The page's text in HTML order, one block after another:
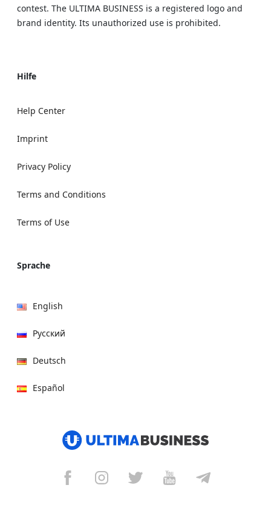
contest. The ULTIMA BUSINESS is a registered logo and
brand identity. Its unauthorized use is prohibited.
Hilfe
Help Center
Imprint
Privacy Policy
Terms and Conditions
Terms of Use
Sprache
English
Русский
Deutsch
Español